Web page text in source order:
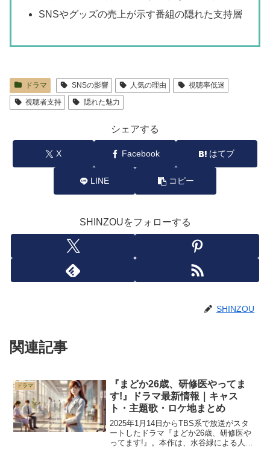
SNSやグッズの売上が示す番組の隠れた支持層
ドラマ SNSの影響 人気の理由
視聴率低迷
視聴者支持
隠れた魅力
シェアする
X Facebook はてブ
LINE コピー
SHINZOUをフォローする
SHINZOU
関連記事
ドラマ
『まどか26歳、研修医やってま
す!』ドラマ最新情報｜キャス
ト・主題歌・ロケ地まとめ
2025年1月14日からTBS系で放送がスタ
ートしたドラマ『まどか26歳、研修医や
ってます!』。本作は、水谷緑による人気